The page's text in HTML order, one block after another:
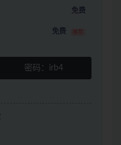
免费
免费 推荐
密码： irb4